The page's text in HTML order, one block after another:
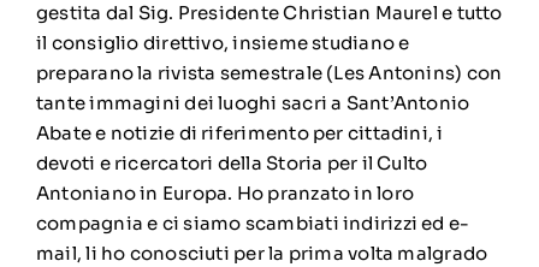
gestita dal Sig. Presidente Christian Maurel e tutto
il consiglio direttivo, insieme studiano e
preparano la rivista semestrale (Les Antonins) con
tante immagini dei luoghi sacri a Sant’Antonio
Abate e notizie di riferimento per cittadini, i
devoti e ricercatori della Storia per il Culto
Antoniano in Europa. Ho pranzato in loro
compagnia e ci siamo scambiati indirizzi ed e-
mail, li ho conosciuti per la prima volta malgrado